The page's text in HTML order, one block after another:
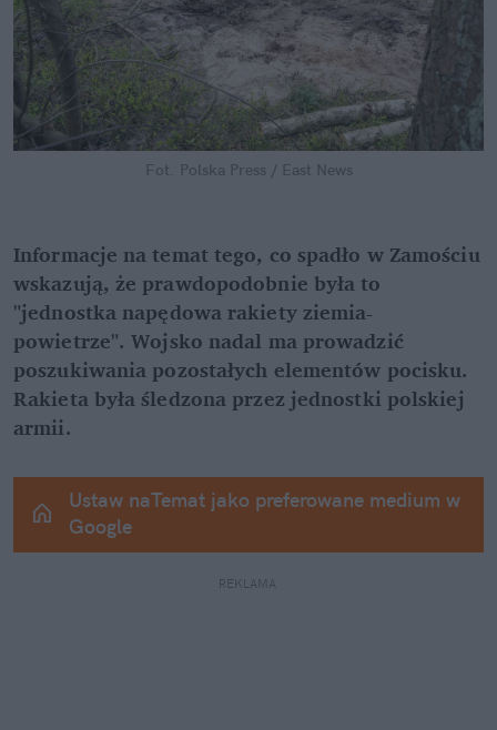
Fot. Polska Press / East News
Informacje na temat tego, co spadło w Zamościu
wskazują, że prawdopodobnie była to
"jednostka napędowa rakiety ziemia-
powietrze". Wojsko nadal ma prowadzić
poszukiwania pozostałych elementów pocisku.
Rakieta była śledzona przez jednostki polskiej
armii.
Ustaw naTemat jako preferowane medium w
Google
REKLAMA